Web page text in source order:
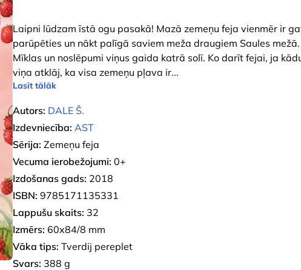
Laipni lūdzam īstā ogu pasakā! Mazā zemeņu feja vienmēr ir
parūpēties un nākt palīgā saviem meža draugiem Saules mežā.
Mīklas un noslēpumi viņus gaida katrā solī. Ko darīt fejai, ja
viņa atklāj, ka visa zemeņu pļava ir...
Lasīt tālāk
Autors: DALE Š.
Izdevniecība: AST
Sērija: Zemeņu feja
Vecuma ierobežojumi: 0+
Izdošanas gads: 2018
ISBN: 9785171135331
Lappušu skaits: 32
Izmērs: 60x84/8 mm
Vāka tips: Tverdij pereplet
Svars: 388 g